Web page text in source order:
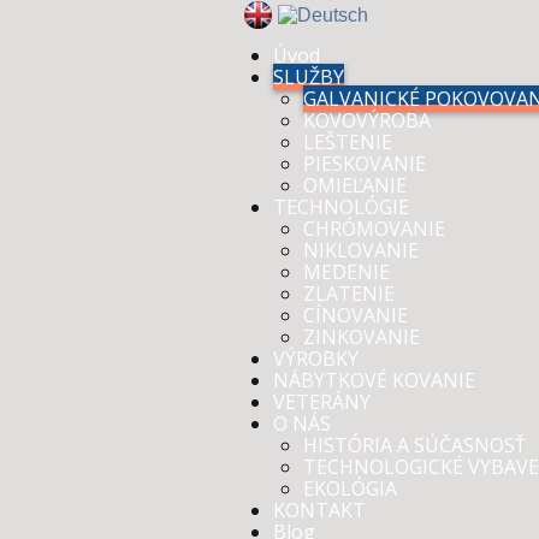
Úvod
SLUŽBY
GALVANICKÉ
KOVOVÝROBA
LEŠTENIE
PIESKOVANIE
OMIEĽANIE
TECHNOLÓGIE
CHRÓMOVANIE
NIKLOVANIE
MEDENIE
ZLATENIE
CÍNOVANIE
ZINKOVANIE
VÝROBKY
NÁBYTKOVÉ KOVANIE
VETERÁNY
O NÁS
HISTÓRIA A SÚČASNOSŤ
TECHNOLOGICKÉ
EKOLÓGIA
KONTAKT
Blog